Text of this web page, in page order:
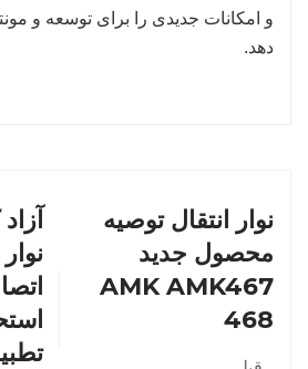
و امکانات جدیدی را برای توسعه و
دهد.
نوار انتقال توصیه
محصول جدید
AMK AMK467
468